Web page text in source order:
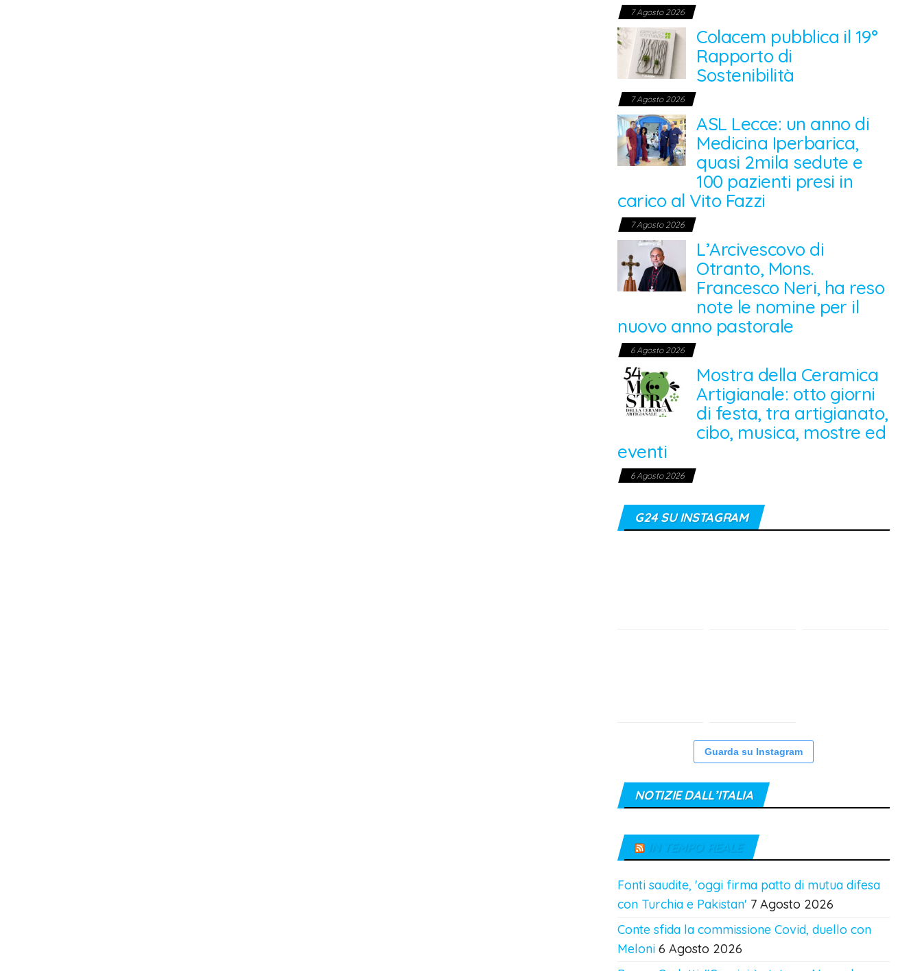
7 Agosto 2026
Colacem pubblica il 19°
Rapporto di
Sostenibilità
7 Agosto 2026
ASL Lecce: un anno di
Medicina Iperbarica,
quasi 2mila sedute e
100 pazienti presi in
carico al Vito Fazzi
7 Agosto 2026
L’Arcivescovo di
Otranto, Mons.
Francesco Neri, ha reso
note le nomine per il
nuovo anno pastorale
6 Agosto 2026
Mostra della Ceramica
Artigianale: otto giorni
di festa, tra artigianato,
cibo, musica, mostre ed
eventi
6 Agosto 2026
G24 SU INSTAGRAM
Guarda su Instagram
NOTIZIE DALL’ITALIA
IN TEMPO REALE
Fonti saudite, 'oggi firma patto di mutua difesa
con Turchia e Pakistan' 7 Agosto 2026
Conte sfida la commissione Covid, duello con
Meloni 6 Agosto 2026